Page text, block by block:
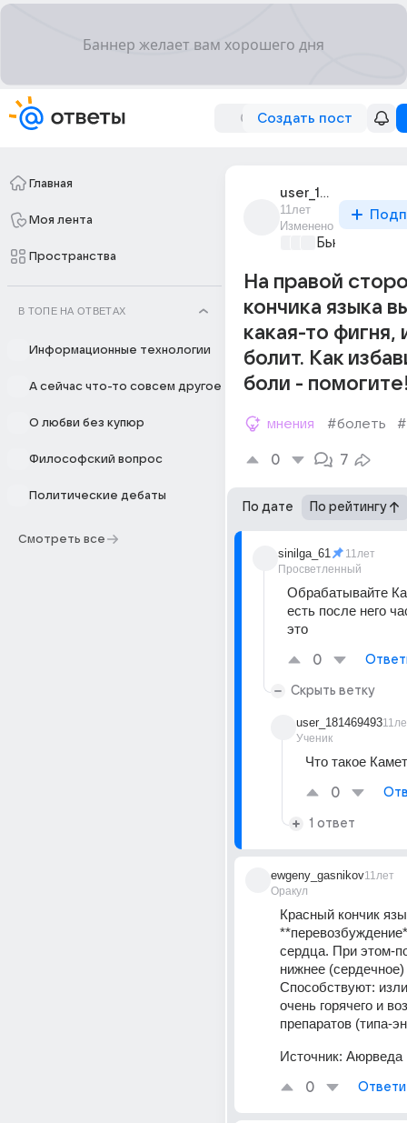
Создать пост
Главная
Моя лента
Пространства
В ТОПЕ НА ОТВЕТАХ
Информационные технологии
А сейчас что-то совсем другое
О любви без купюр
Философский вопрос
Политические дебаты
Смотреть все
user_181469493
11лет
Изменено
Бьютилэнд
На правой
кончика языка
какая-то фигня,
болит. Как
боли -
мнения #болеть
0 7
По дате По рейтингу
sinilga_61
Просветленный
11лет
Обрабатывайте
есть после него
это
0
Скрыть ветку
user_181469493
Ученик
Что такое
0
1 ответ
ewgeny_gasnikov
Оракул
11лет
Красный кончик
сердца. При этом-
нижнее
Способствуют:
очень горячего и
препаратов (типа-
Источник: Аюрведа
0